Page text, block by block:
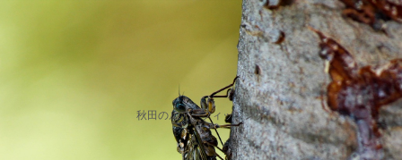
秋田のルアーフィッシング